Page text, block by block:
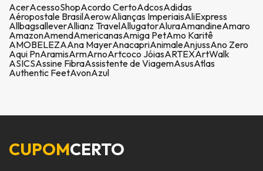
AcerAcessoShopAcordo CertoAdcosAdidas
Aéropostale BrasilAerowAlianças ImperiaisAliExpress
AllbagsalleverAllianz TravelAllugatorAluraAmandineAmaro
AmazonAmendAmericanasAmiga PetAmo Karitê
AMOBELEZAAna MayerAnacapriAnimaleAnjussAno Zero
Aqui PnAramisArmArnoArtcoco JóiasARTEXArtWalk
ASICSAssine FibraAssistente de ViagemAsusAtlas
Authentic FeetAvonAzul
CUPOMCERTO